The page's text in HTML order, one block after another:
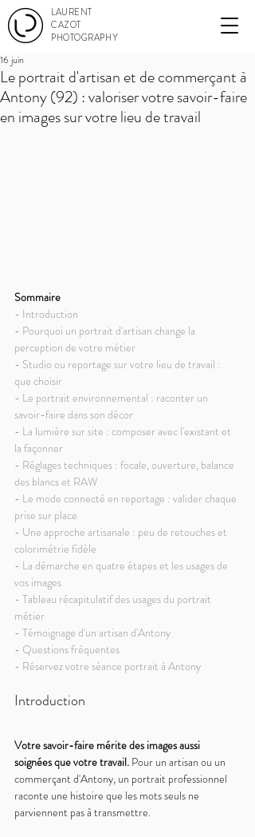
LAURENT
CAZOT
PHOTOGRAPHY
Le portrait d'artisan et de commerçant à
Antony (92) : valoriser votre savoir-faire
en images sur votre lieu de travail
16 juin
Sommaire
- Introduction
- Pourquoi un portrait d'artisan change la
perception de votre métier
- Studio ou reportage sur votre lieu de travail :
que choisir
- Le portrait environnemental : raconter un
savoir-faire dans son décor
- La lumière sur site : composer avec l'existant et
la façonner
- Réglages techniques : focale, ouverture, balance
des blancs et RAW
- Le mode connecté en reportage : valider chaque
prise sur place
- Une approche artisanale : peu de retouches et
colorimétrie fidèle
- La démarche en quatre étapes et les usages de
vos images
- Tableau récapitulatif des usages du portrait
métier
- Témoignage d'un artisan d'Antony
- Questions fréquentes
- Réservez votre séance portrait à Antony
Introduction
Votre savoir-faire mérite des images aussi
soignées que votre travail. Pour un artisan ou un
commerçant d'Antony, un portrait professionnel
raconte une histoire que les mots seuls ne
parviennent pas à transmettre.